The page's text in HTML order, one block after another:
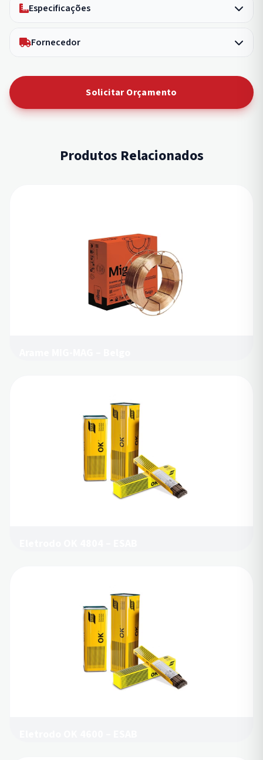
Especificações
Fornecedor
Solicitar Orçamento
Produtos Relacionados